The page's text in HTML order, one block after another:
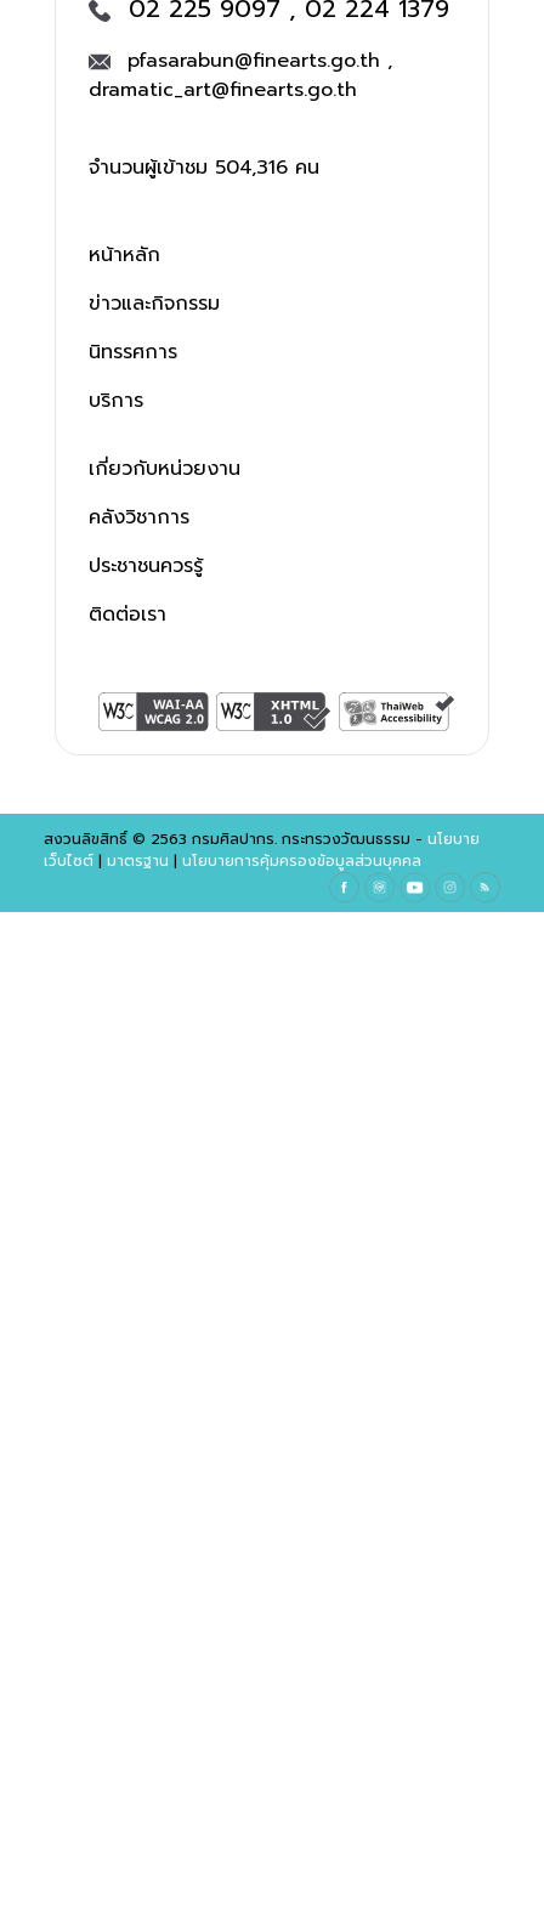
02 225 9097 , 02 224 1379
pfasarabun@finearts.go.th ,
dramatic_art@finearts.go.th
จำนวนผู้เข้าชม 504,316 คน
หน้าหลัก
ข่าวและกิจกรรม
นิทรรศการ
บริการ
เกี่ยวกับหน่วยงาน
คลังวิชาการ
ประชาชนควรรู้
ติดต่อเรา
สงวนลิขสิทธิ์ © 2563 กรมศิลปากร. กระทรวงวัฒนธรรม - นโยบาย
เว็บไซต์| มาตรฐาน | นโยบายการคุ้มครองข้อมูลส่วนบุคคล